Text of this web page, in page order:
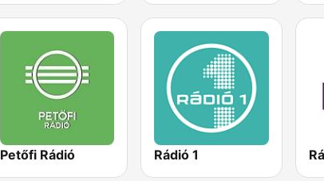
Petőfi Rádió Rádió 1